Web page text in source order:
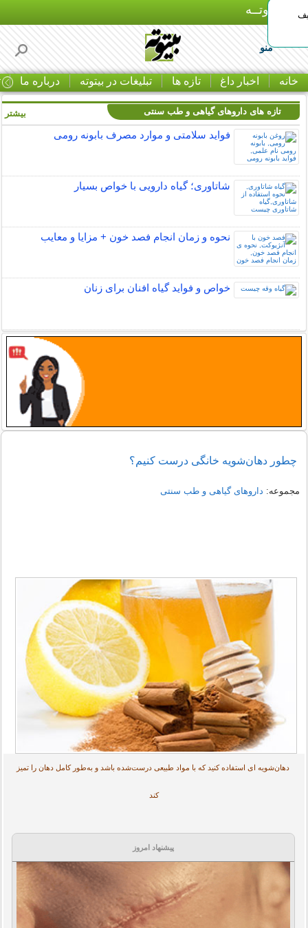
بـیتوتــه
منو
خانه اخبار داغ تازه ها تبلیغات در بیتوته درباره ما
تازه های داروهای گیاهی و طب سنتی
فواید سلامتی و موارد مصرف بابونه رومی
شاتاوری؛ گیاه دارویی با خواص بسیار
نحوه و زمان انجام فصد خون + مزایا و معایب
خواص و فواید گیاه افنان برای زنان
بیشتر
چطور دهان‌شویه خانگی درست کنیم؟
مجموعه: داروهای گیاهی و طب سنتی
دهان‌شویه ای استفاده کنید که با مواد طبیعی درست‌شده باشد و به‌طور کامل دهان را تمیز
کند
پیشنهاد امروز